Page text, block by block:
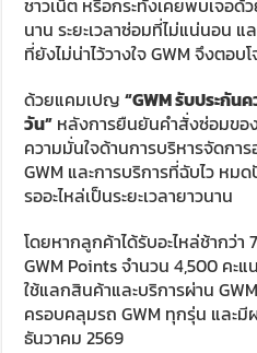
ชาวเน็ต หรือกระทั่งเคยพบเจอด้
นาน ระยะเวลาซ่อมที่ไม่แน่นอน แ
ที่ยังไม่น่าไว้วางใจ GWM จึงตอ
ด้วยแคมเปญ“GWMรับประกัน
วัน” หลังการยืนยันคำสั่งซ่อมขอ
ความมั่นใจด้านการบริหารจัดกา
GWM และการบริการที่ฉับไว หม
รออะไหล่เป็นระยะเวลายาวนาน
โดยหากลูกค้าได้รับอะไหล่ช้ากว่
GWM Points จำนวน 4,500 คะ
ใช้แลกสินค้าและบริการผ่าน
ครอบคลุมรถ GWM ทุกรุ่น และมี
ธันวาคม 2569